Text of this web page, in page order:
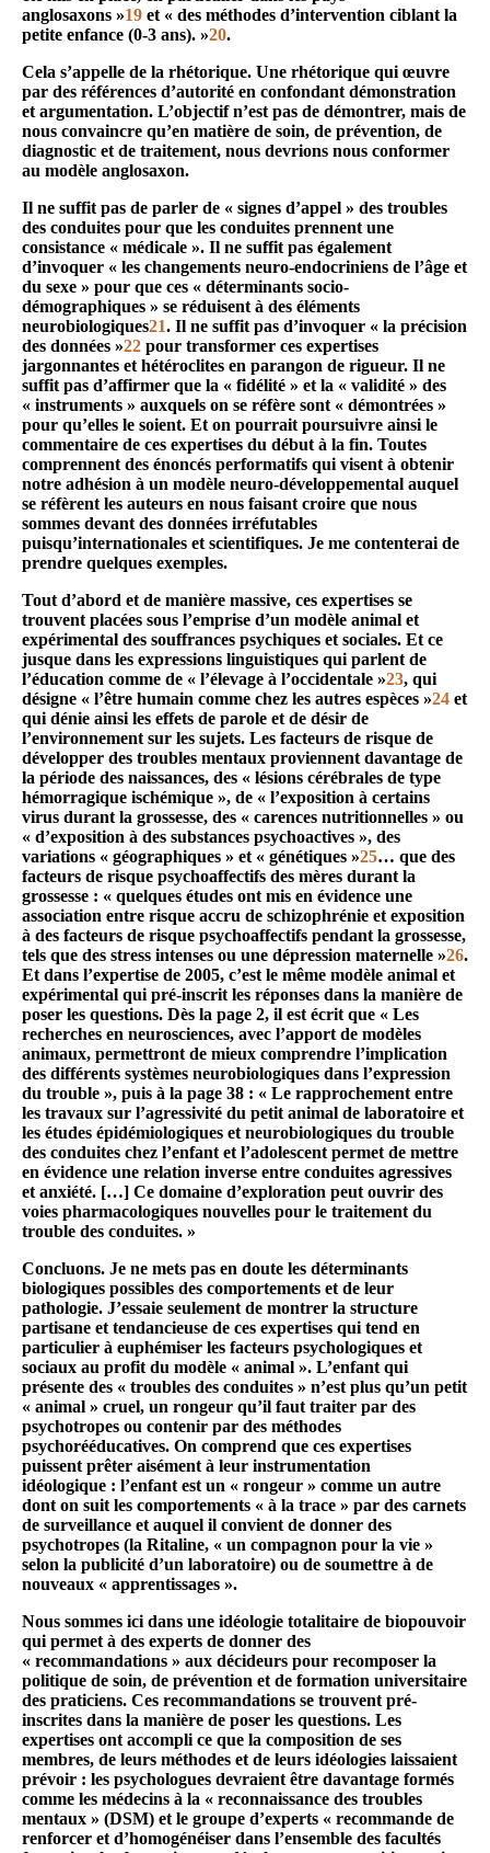
anglosaxons »19 et « des méthodes d’intervention ciblant la
petite enfance (0-3 ans). »20.
Cela s’appelle de la rhétorique. Une rhétorique qui œuvre
par des références d’autorité en confondant démonstration
et argumentation. L’objectif n’est pas de démontrer, mais de
nous convaincre qu’en matière de soin, de prévention, de
diagnostic et de traitement, nous devrions nous conformer
au modèle anglosaxon.
Il ne suffit pas de parler de « signes d’appel » des troubles
des conduites pour que les conduites prennent une
consistance « médicale ». Il ne suffit pas également
d’invoquer « les changements neuro-endocriniens de l’âge et
du sexe » pour que ces « déterminants socio-
démographiques » se réduisent à des éléments
neurobiologiques21. Il ne suffit pas d’invoquer « la précision
des données »22 pour transformer ces expertises
jargonnantes et hétéroclites en parangon de rigueur. Il ne
suffit pas d’affirmer que la « fidélité » et la « validité » des
« instruments » auxquels on se réfère sont « démontrées »
pour qu’elles le soient. Et on pourrait poursuivre ainsi le
commentaire de ces expertises du début à la fin. Toutes
comprennent des énoncés performatifs qui visent à obtenir
notre adhésion à un modèle neuro-développemental auquel
se réfèrent les auteurs en nous faisant croire que nous
sommes devant des données irréfutables
puisqu’internationales et scientifiques. Je me contenterai de
prendre quelques exemples.
Tout d’abord et de manière massive, ces expertises se
trouvent placées sous l’emprise d’un modèle animal et
expérimental des souffrances psychiques et sociales. Et ce
jusque dans les expressions linguistiques qui parlent de
l’éducation comme de « l’élevage à l’occidentale »23, qui
désigne « l’être humain comme chez les autres espèces »24 et
qui dénie ainsi les effets de parole et de désir de
l’environnement sur les sujets. Les facteurs de risque de
développer des troubles mentaux proviennent davantage de
la période des naissances, des « lésions cérébrales de type
hémorragique ischémique », de « l’exposition à certains
virus durant la grossesse, des « carences nutritionnelles » ou
« d’exposition à des substances psychoactives », des
variations « géographiques » et « génétiques »25… que des
facteurs de risque psychoaffectifs des mères durant la
grossesse : « quelques études ont mis en évidence une
association entre risque accru de schizophrénie et exposition
à des facteurs de risque psychoaffectifs pendant la grossesse,
tels que des stress intenses ou une dépression maternelle »26.
Et dans l’expertise de 2005, c’est le même modèle animal et
expérimental qui pré-inscrit les réponses dans la manière de
poser les questions. Dès la page 2, il est écrit que « Les
recherches en neurosciences, avec l’apport de modèles
animaux, permettront de mieux comprendre l’implication
des différents systèmes neurobiologiques dans l’expression
du trouble », puis à la page 38 : « Le rapprochement entre
les travaux sur l’agressivité du petit animal de laboratoire et
les études épidémiologiques et neurobiologiques du trouble
des conduites chez l’enfant et l’adolescent permet de mettre
en évidence une relation inverse entre conduites agressives
et anxiété. […] Ce domaine d’exploration peut ouvrir des
voies pharmacologiques nouvelles pour le traitement du
trouble des conduites. »
Concluons. Je ne mets pas en doute les déterminants
biologiques possibles des comportements et de leur
pathologie. J’essaie seulement de montrer la structure
partisane et tendancieuse de ces expertises qui tend en
particulier à euphémiser les facteurs psychologiques et
sociaux au profit du modèle « animal ». L’enfant qui
présente des « troubles des conduites » n’est plus qu’un petit
« animal » cruel, un rongeur qu’il faut traiter par des
psychotropes ou contenir par des méthodes
psychorééducatives. On comprend que ces expertises
puissent prêter aisément à leur instrumentation
idéologique : l’enfant est un « rongeur » comme un autre
dont on suit les comportements « à la trace » par des carnets
de surveillance et auquel il convient de donner des
psychotropes (la Ritaline, « un compagnon pour la vie »
selon la publicité d’un laboratoire) ou de soumettre à de
nouveaux « apprentissages ».
Nous sommes ici dans une idéologie totalitaire de biopouvoir
qui permet à des experts de donner des
« recommandations » aux décideurs pour recomposer la
politique de soin, de prévention et de formation universitaire
des praticiens. Ces recommandations se trouvent pré-
inscrites dans la manière de poser les questions. Les
expertises ont accompli ce que la composition de ses
membres, de leurs méthodes et de leurs idéologies laissaient
prévoir : les psychologues devraient être davantage formés
comme les médecins à la « reconnaissance des troubles
mentaux » (DSM) et le groupe d’experts « recommande de
renforcer et d’homogénéiser dans l’ensemble des facultés